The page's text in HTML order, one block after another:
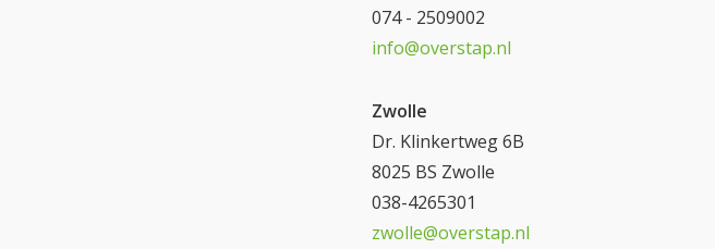
074 - 2509002
info@overstap.nl
Zwolle
Dr. Klinkertweg 6B
8025 BS Zwolle
038-4265301
zwolle@overstap.nl